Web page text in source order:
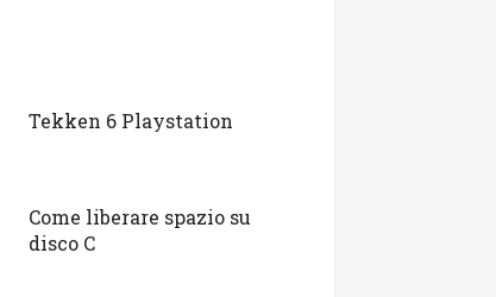
Tekken 6 Playstation
Come liberare spazio su
disco C